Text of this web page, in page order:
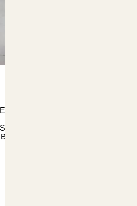
Estratto di Legno by Basf
Soluzione Naturale per il
Benessere degli Animali